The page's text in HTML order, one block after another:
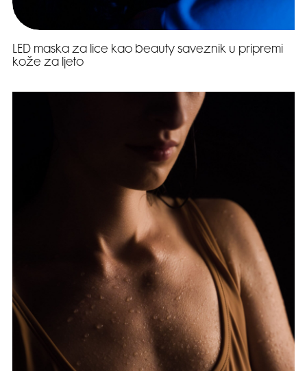
LED maska za lice kao beauty saveznik u pripremi
kože za ljeto